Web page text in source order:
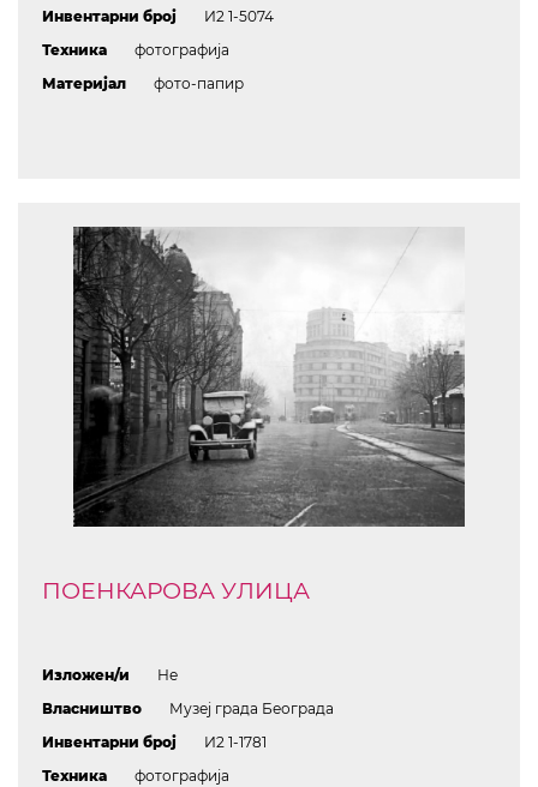
Инвентарни број
И2 1-5074
Техника
фотографија
Материјал
фото-папир
ПОЕНКАРОВА УЛИЦА
Изложен/и
Не
Власништво
Музеј града Београда
Инвентарни број
И2 1-1781
Техника
фотографија